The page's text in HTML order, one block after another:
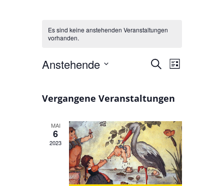
Es sind keine anstehenden Veranstaltungen
vorhanden.
Ansichten,
Navigation
SucheListe
Anstehende
Vergangene Veranstaltungen
MAI
6
2023